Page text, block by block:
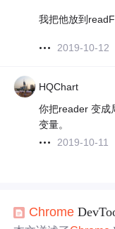
我把他放到
2019-10-12
HQChart
你把reader 变成
变量。
2019-10-11
Chrome